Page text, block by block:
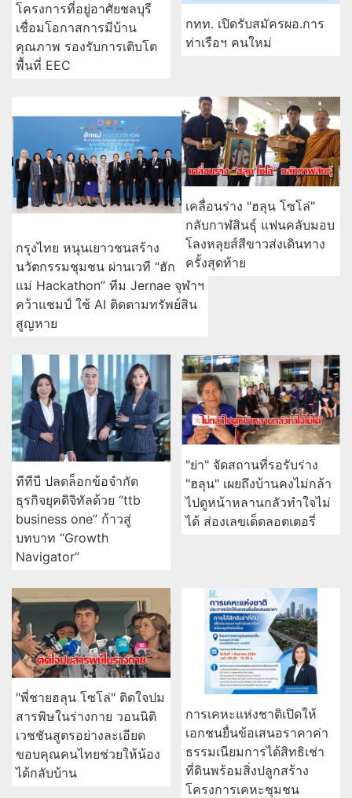
โครงการที่อยู่อาศัยชลบุรี
เชื่อมโอกาสการมีบ้าน
คุณภาพ รองรับการเติบโต
พื้นที่ EEC
กทท. เปิดรับสมัครผอ.การ
ท่าเรือฯ คนใหม่
กรุงไทย หนุนเยาวชนสร้าง
นวัตกรรมชุมชน ผ่านเวที “ฮัก
แม่ Hackathon” ทีม Jernae จุฬาฯ
คว้าแชมป์ ใช้ AI ติดตามทรัพย์สิน
สูญหาย
เคลื่อนร่าง "ฮลุน โซโล่"
กลับกาฬสินธุ์ แฟนคลับมอบ
โลงหลุยส์สีขาวส่งเดินทาง
ครั้งสุดท้าย
ทีทีบี ปลดล็อกข้อจำกัด
ธุรกิจยุคดิจิทัลด้วย “ttb
business one” ก้าวสู่
บทบาท “Growth
Navigator”
"ย่า" จัดสถานที่รอรับร่าง
"ฮลุน" เผยถึงบ้านคงไม่กล้า
ไปดูหน้าหลานกลัวทำใจไม่
ได้ ส่องเลขเด็ดลอตเตอรี่
"พี่ชายฮลุน โซโล่" ติดใจปม
สารพิษในร่างกาย วอนนิติ
เวชชันสูตรอย่างละเอียด
ขอบคุณคนไทยช่วยให้น้อง
ได้กลับบ้าน
การเคหะแห่งชาติเปิดให้
เอกชนยื่นข้อเสนอราคาค่า
ธรรมเนียมการได้สิทธิเช่า
ที่ดินพร้อมสิ่งปลูกสร้าง
โครงการเคหะชุมชน